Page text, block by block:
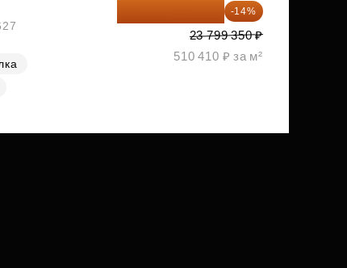
-14%
23 799 350 ₽
510 410 ₽ за м²